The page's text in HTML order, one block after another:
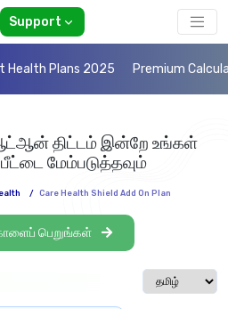
Support
Health Plans 2025 Premium
திட்டம் இன்றே உங்கள்
மேம்படுத்தவும்
/ Care Health Shield Add On Plan
பெறுங்கள்
Select